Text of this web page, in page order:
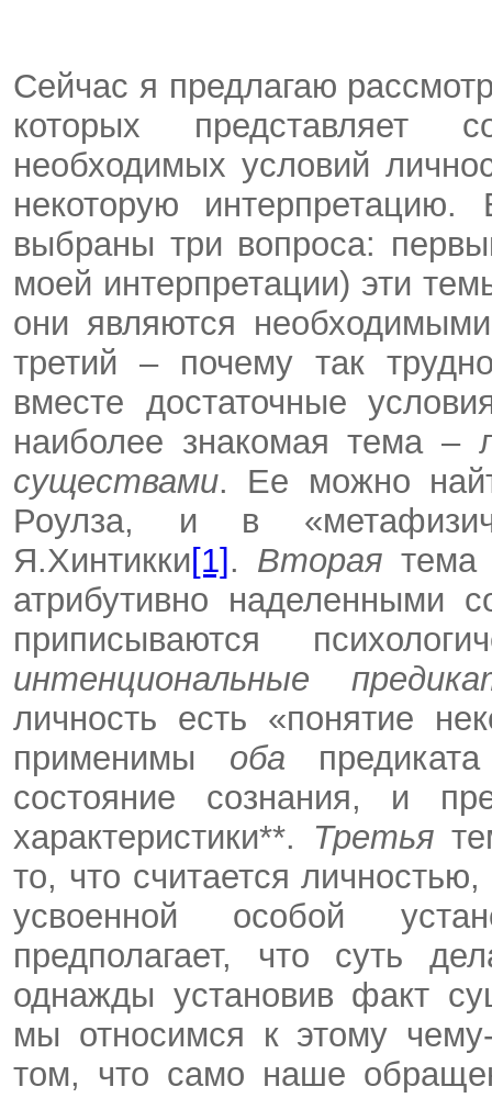
Сейчас я предлагаю
которых представляет
необходимых условий
некоторую
выбраны три вопроса:
моей интерпретации) эти
они являются
третий – почему так
вместе достаточные
наиболее знакомая тема –
существами. Ее можно
Роулза, и в
Я.Хинтикки[1] . Вторая тема
атрибутивно наделенными
приписываются
интенциональные
личность есть «понятие
применимы оба
состояние сознания, и
характеристики**. Третья
то, что считается
усвоенной особой
предполагает, что суть
однажды установив факт
мы относимся к этому
том, что само наше